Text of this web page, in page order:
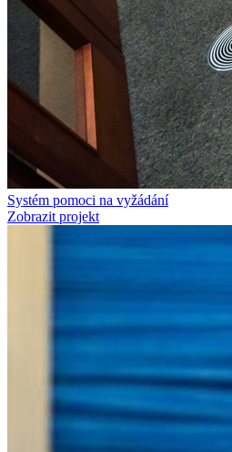
Systém pomoci na vyžádání
Zobrazit projekt